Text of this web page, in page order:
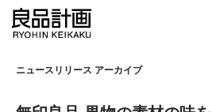
ニュースリリース アーカイブ